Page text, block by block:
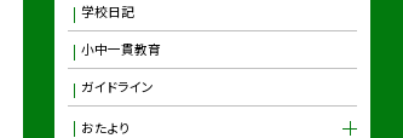
学校日記
小中一貫教育
ガイドライン
おたより